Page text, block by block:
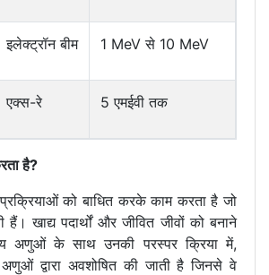
इलेक्ट्रॉन बीम 1 MeV से 10 MeV
एक्स-रे 5 एमईवी तक
है?
को बाधित करके काम करता है जो
हैं। खाद्य पदार्थों और जीवित जीवों को बनाने
अणुओं के साथ उनकी परस्पर क्रिया में,
द्वारा अवशोषित की जाती है जिनसे वे